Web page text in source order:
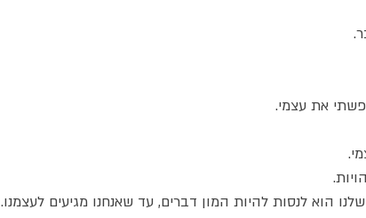
את עצמי.
הוא לנסות להיות המון דברים, עד שאנחנו מגיעים לעצמנו.